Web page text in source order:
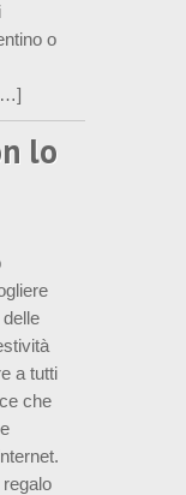
o
lo
delle
a tutti
che